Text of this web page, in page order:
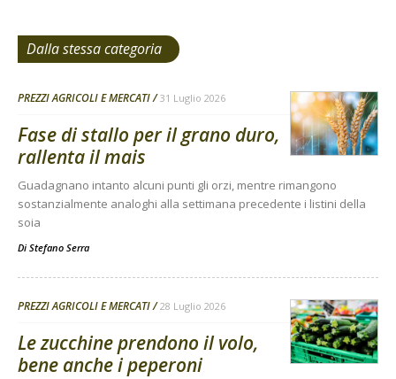
Dalla stessa categoria
PREZZI AGRICOLI E MERCATI 31 Luglio 2026
Fase di stallo per il grano duro,
rallenta il mais
Guadagnano intanto alcuni punti gli orzi, mentre rimangono
sostanzialmente analoghi alla settimana precedente i listini della
soia
Di Stefano Serra
PREZZI AGRICOLI E MERCATI 28 Luglio 2026
Le zucchine prendono il volo,
bene anche i peperoni